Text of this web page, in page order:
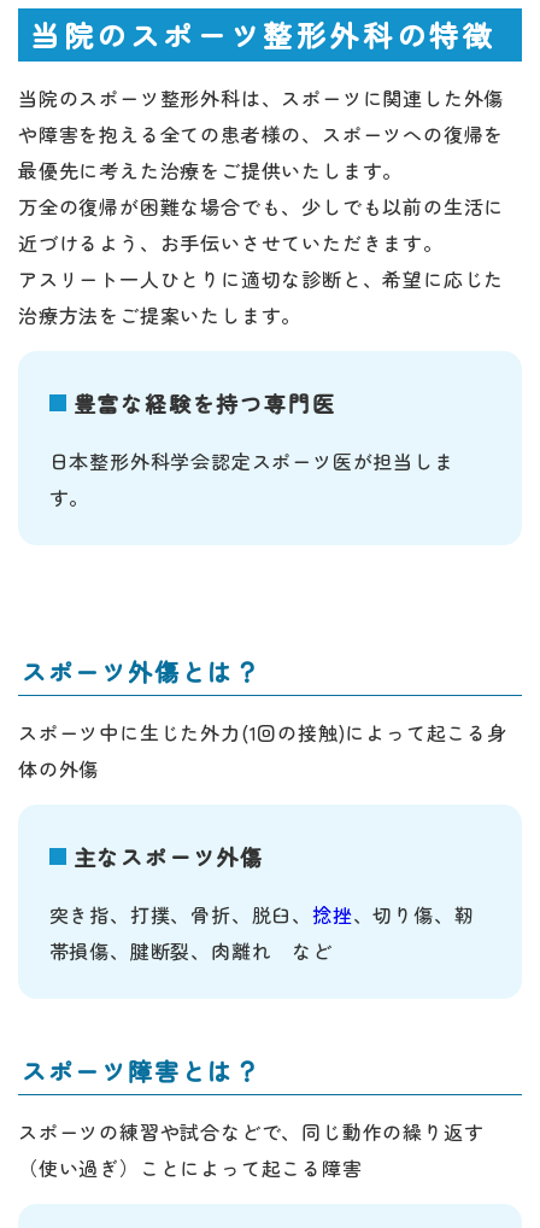
当院のスポーツ整形外科の特徴
当院のスポーツ整形外科は、スポーツに関連した外傷
や障害を抱える全ての患者様の、スポーツへの復帰を
最優先に考えた治療をご提供いたします。
万全の復帰が困難な場合でも、少しでも以前の生活に
近づけるよう、お手伝いさせていただきます。
アスリート一人ひとりに適切な診断と、希望に応じた
治療方法をご提案いたします。
豊富な経験を持つ専門医
日本整形外科学会認定スポーツ医が担当しま
す。
スポーツ外傷とは？
スポーツ中に生じた外力(1回の接触)によって起こる身
体の外傷
主なスポーツ外傷
突き指、打撲、骨折、脱臼、 捻挫、切り傷、靭
帯損傷、腱断裂、肉離れ など
スポーツ障害とは？
スポーツの練習や試合などで、同じ動作の繰り返す
（使い過ぎ）ことによって起こる障害